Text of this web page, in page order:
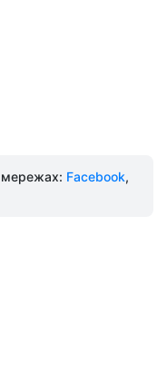
мережах: Facebook,